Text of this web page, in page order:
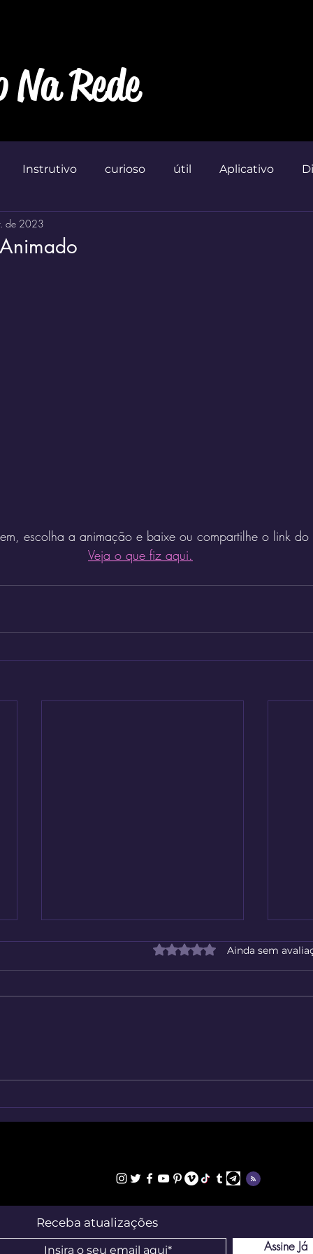
Rede
Instrutivo curioso útil Aplicativo
Marketin'
de 2023
de 5 estrelas.
escolha a animação e baixe ou compartilhe o link do
Veja o que fiz aqui.
Avaliado com 0 de 5
Ainda sem
Receba atualizações
Assine Já